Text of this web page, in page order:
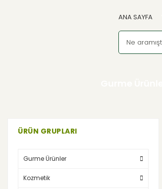
ANA SAYFA
ÜRÜN GRUPLARI
Gurme Ürünler
Kozmetik